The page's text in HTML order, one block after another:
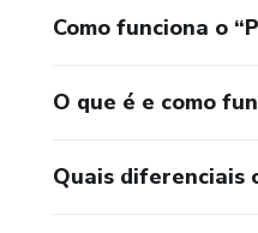
Como funciona o
O que é e como
Quais diferenciais